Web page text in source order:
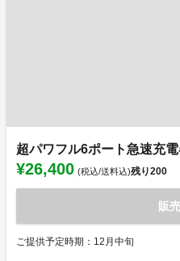
超パワフル6ポート急速充
¥26,400 (税込/送料込)残り200
販
ご提供予定時期：12月中旬